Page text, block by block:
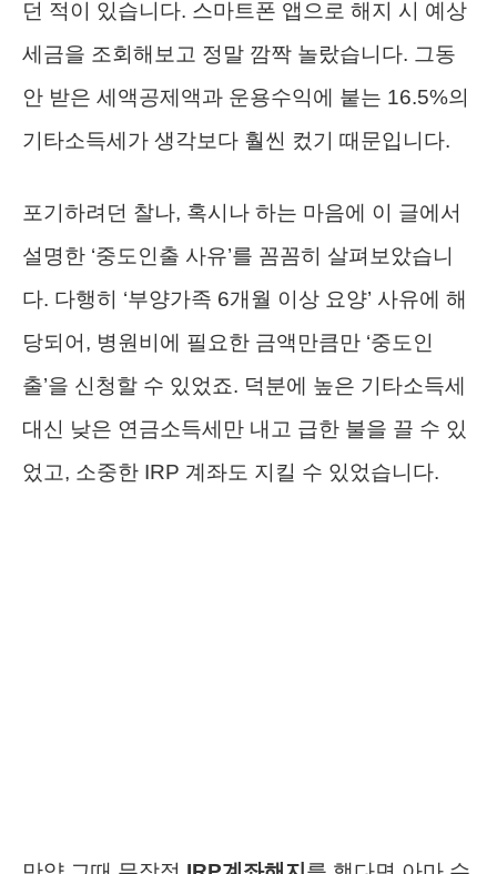
던 적이 있습니다. 스마트폰 앱으로 해지 시 예상
세금을 조회해보고 정말 깜짝 놀랐습니다. 그동
안 받은 세액공제액과 운용수익에 붙는 16.5%의
기타소득세가 생각보다 훨씬 컸기 때문입니다.
포기하려던 찰나, 혹시나 하는 마음에 이 글에서
설명한 ‘중도인출 사유’를 꼼꼼히 살펴보았습니
다. 다행히 ‘부양가족 6개월 이상 요양’ 사유에 해
당되어, 병원비에 필요한 금액만큼만 ‘중도인
출’을 신청할 수 있었죠. 덕분에 높은 기타소득세
대신 낮은 연금소득세만 내고 급한 불을 끌 수 있
었고, 소중한 IRP 계좌도 지킬 수 있었습니다.